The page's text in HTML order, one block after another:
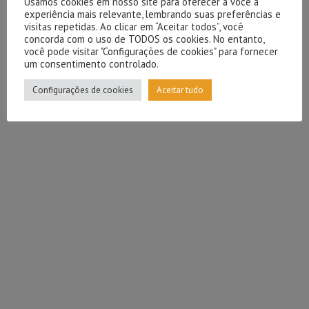
experiência mais relevante, lembrando suas preferências e
visitas repetidas. Ao clicar em “Aceitar todos”, você
concorda com o uso de TODOS os cookies. No entanto,
você pode visitar "Configurações de cookies" para fornecer
um consentimento controlado.
Configurações de cookies Aceitar tudo